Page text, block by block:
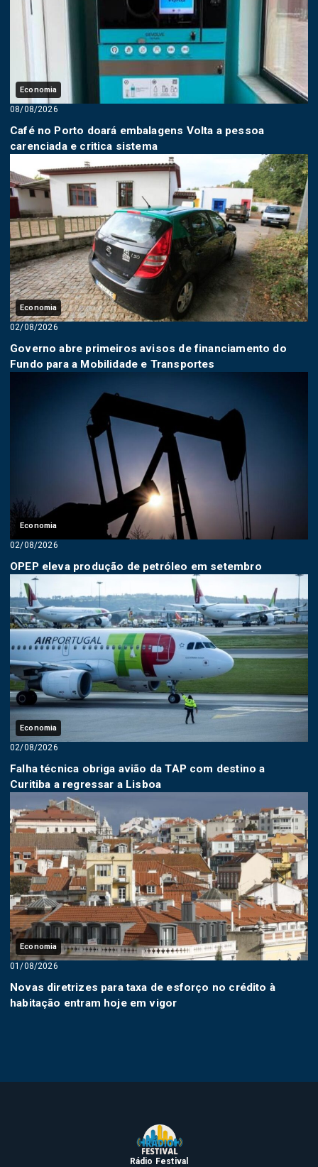
Economia
08/08/2026
Café no Porto doará embalagens Volta a pessoa
carenciada e critica sistema
Economia
02/08/2026
Governo abre primeiros avisos de financiamento do
Fundo para a Mobilidade e Transportes
Economia
02/08/2026
OPEP eleva produção de petróleo em setembro
Economia
02/08/2026
Falha técnica obriga avião da TAP com destino a
Curitiba a regressar a Lisboa
Economia
01/08/2026
Novas diretrizes para taxa de esforço no crédito à
habitação entram hoje em vigor
Rádio Festival